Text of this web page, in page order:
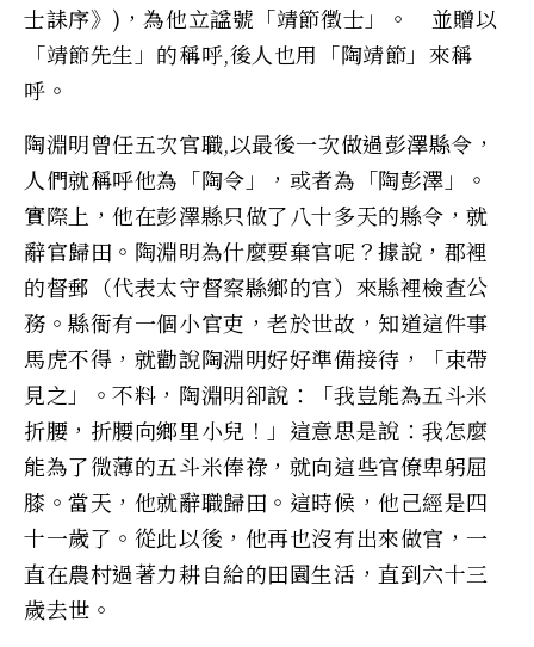
士誄序》)，為他立諡號「靖節徵士」。 並贈以
「靖節先生」的稱呼,後人也用「陶靖節」來稱
呼。
陶淵明曾任五次官職,以最後一次做過彭澤縣令，
人們就稱呼他為「陶令」，或者為「陶彭澤」。
實際上，他在彭澤縣只做了八十多天的縣令，就
辭官歸田。陶淵明為什麼要棄官呢？據說，郡裡
的督郵（代表太守督察縣鄉的官）來縣裡檢查公
務。縣衙有一個小官吏，老於世故，知道這件事
馬虎不得，就勸說陶淵明好好準備接待，「束帶
見之」。不料，陶淵明卻說：「我豈能為五斗米
折腰，折腰向鄉里小兒！」這意思是說：我怎麼
能為了微薄的五斗米俸祿，就向這些官僚卑躬屈
膝。當天，他就辭職歸田。這時候，他己經是四
十一歲了。從此以後，他再也沒有出來做官，一
直在農村過著力耕自給的田園生活，直到六十三
歲去世。